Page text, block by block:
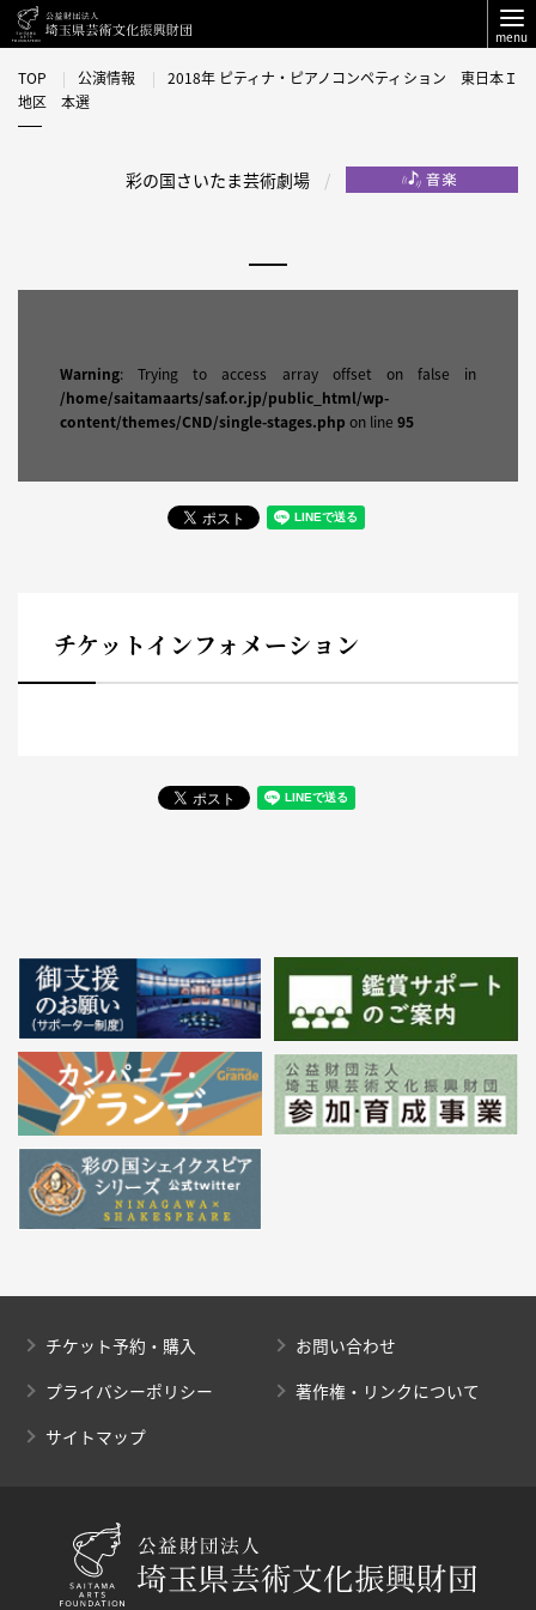
menu
TOP 公演情報
2018年 ピティナ・ピアノコンペティション 東日本Ｉ
地区 本選
彩の国さいたま芸術劇場
Warning: Trying to access array offset on false in
/home/saitamaarts/saf.or.jp/public_html/wp-
content/themes/CND/single-stages.php on line 95
チケットインフォメーション
チケット予約・購入
お問い合わせ
プライバシーポリシー
著作権・リンクについて
サイトマップ